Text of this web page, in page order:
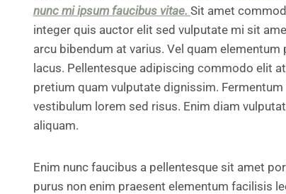
nunc mi ipsum faucibus vitae. Sit amet
integer quis auctor elit sed vulputate mi sit
arcu bibendum at varius. Vel quam elementum
lacus. Pellentesque adipiscing commodo elit
pretium quam vulputate dignissim.
vestibulum lorem sed risus. Enim diam
aliquam.
Enim nunc faucibus a pellentesque sit amet
purus non enim praesent elementum facilisis